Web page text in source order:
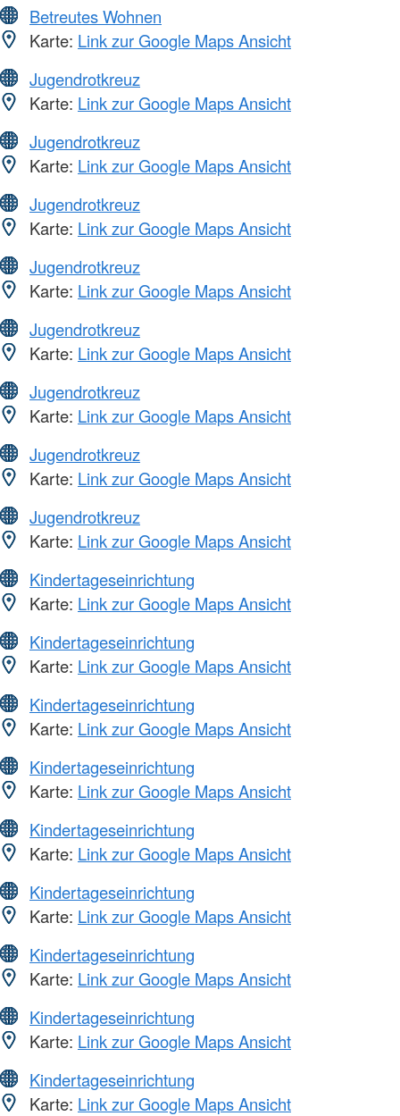
Betreutes Wohnen
Karte: Link zur Google Maps Ansicht
Jugendrotkreuz
Karte: Link zur Google Maps Ansicht
Jugendrotkreuz
Karte: Link zur Google Maps Ansicht
Jugendrotkreuz
Karte: Link zur Google Maps Ansicht
Jugendrotkreuz
Karte: Link zur Google Maps Ansicht
Jugendrotkreuz
Karte: Link zur Google Maps Ansicht
Jugendrotkreuz
Karte: Link zur Google Maps Ansicht
Jugendrotkreuz
Karte: Link zur Google Maps Ansicht
Jugendrotkreuz
Karte: Link zur Google Maps Ansicht
Kindertageseinrichtung
Karte: Link zur Google Maps Ansicht
Kindertageseinrichtung
Karte: Link zur Google Maps Ansicht
Kindertageseinrichtung
Karte: Link zur Google Maps Ansicht
Kindertageseinrichtung
Karte: Link zur Google Maps Ansicht
Kindertageseinrichtung
Karte: Link zur Google Maps Ansicht
Kindertageseinrichtung
Karte: Link zur Google Maps Ansicht
Kindertageseinrichtung
Karte: Link zur Google Maps Ansicht
Kindertageseinrichtung
Karte: Link zur Google Maps Ansicht
Kindertageseinrichtung
Karte: Link zur Google Maps Ansicht